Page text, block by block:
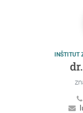
INŠTITUT